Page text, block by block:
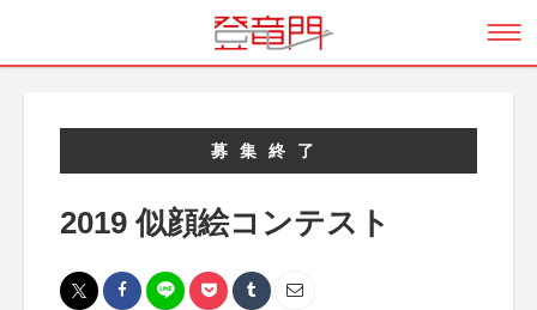
募集終了
2019 似顔絵コンテスト